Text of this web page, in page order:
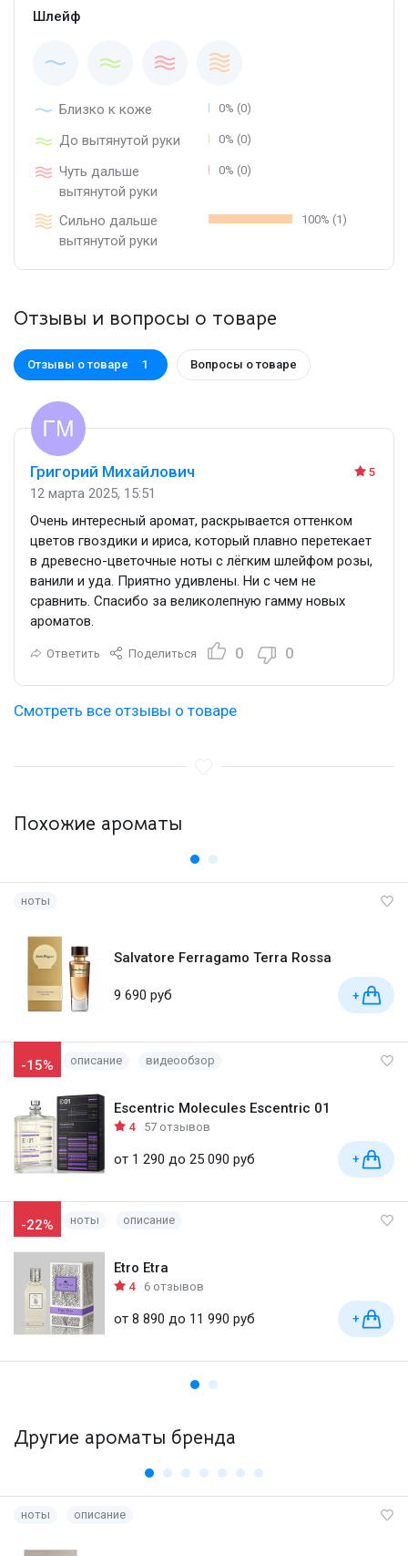
Шлейф
Близко к коже 0% (0)
До вытянутой руки 0% (0)
Чуть дальше
вытянутой руки
0% (0)
Сильно дальше
вытянутой руки
100% (1)
Отзывы и вопросы о товаре
Отзывы о товаре 1 Вопросы о товаре
5
Григорий Михайлович
12 марта 2025, 15:51
Очень интересный аромат, раскрывается оттенком
цветов гвоздики и ириса, который плавно перетекает
в древесно-цветочные ноты с лёгким шлейфом розы,
ванили и уда. Приятно удивлены. Ни с чем не
сравнить. Спасибо за великолепную гамму новых
ароматов.
Ответить Поделиться 0 0
Смотреть все отзывы о товаре
Похожие ароматы
ноты
Salvatore Ferragamo Terra Rossa
9 690 руб +
-15% описание видеообзор
Escentric Molecules Escentric 01
4 57 отзывов
от 1 290 до 25 090 руб +
-22% ноты описание
Etro Etra
4 6 отзывов
от 8 890 до 11 990 руб +
Другие ароматы бренда
ноты описание